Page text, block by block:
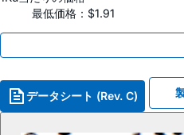
最低価格：$1.91
データシート (Rev. C)